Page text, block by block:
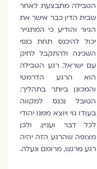
הטבילה מתבצעת לאחר
שבית הדין כבר אישר את
הגיור והודיע כי המתגייר
יכול להיכנס תחת כנפי
השכינה ולהתקבל לחיק
עם ישראל. רגע הטבילה
הוא הרגע הדרמטי
והמכונן ביותר בתהליך:
הטובל נכנס למקווה
בעודו גוי ויוצא ממנו יהודי
לכל דבר ועניין. ולכן
מצופה שהרגע הזה יהיה
רגע מרגש, מרומם ונעלה.